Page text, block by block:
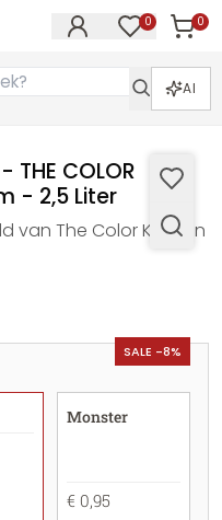
0 0
AI
COLOR
- 2,5 Liter
van The Color Kitchen
SALE -8%
Monster
€ 0,95